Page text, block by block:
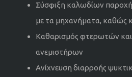
Σύσφιξη καλωδίων
με τα μηχανήματα, καθώς
Καθαρισμός φτερωτών
ανεμιστήρων
Ανίχνευση διαρροής